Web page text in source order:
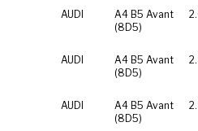
AUDI
A4 B5 Avant
(8D5)
AUDI
A4 B5 Avant
(8D5)
AUDI
A4 B5 Avant
(8D5)